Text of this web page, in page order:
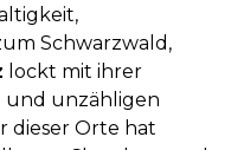
Schwarzwald,
lockt mit ihrer
und unzähligen
dieser Orte hat